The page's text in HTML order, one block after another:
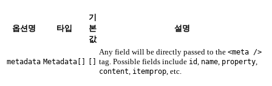
옵션명 타입
기
본
값
설명
metadata Metadata[]
Any field will be directly passed to the <meta />
tag. Possible fields include id, name, property,
content, itemprop, etc.